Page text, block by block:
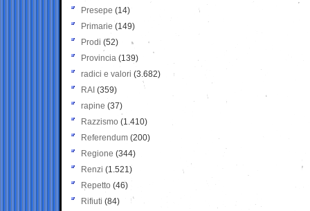
Presepe (14)
Primarie (149)
Prodi (52)
Provincia (139)
radici e valori (3.682)
RAI (359)
rapine (37)
Razzismo (1.410)
Referendum (200)
Regione (344)
Renzi (1.521)
Repetto (46)
Rifiuti (84)